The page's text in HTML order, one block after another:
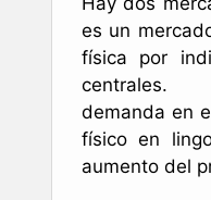
es un
física por
demanda en
físico en
aumento del